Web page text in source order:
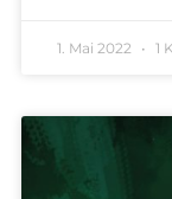
1. Mai 2022 1